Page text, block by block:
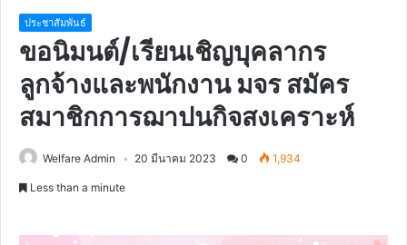
ประชาสัมพันธ์
ขอนิมนต์/เรียนเชิญบุคลากร
ลูกจ้างและพนักงาน มจร สมัคร
สมาชิกการฌาปนกิจสงเคราะห์
Welfare Admin 20 มีนาคม 2023 0 1,934
Less than a minute